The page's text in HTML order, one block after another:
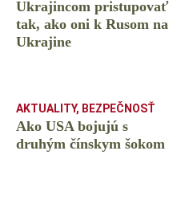
Ukrajincom pristupovať
tak, ako oni k Rusom na
Ukrajine
AKTUALITY, BEZPEČNOSŤ
Ako USA bojujú s
druhým čínskym šokom